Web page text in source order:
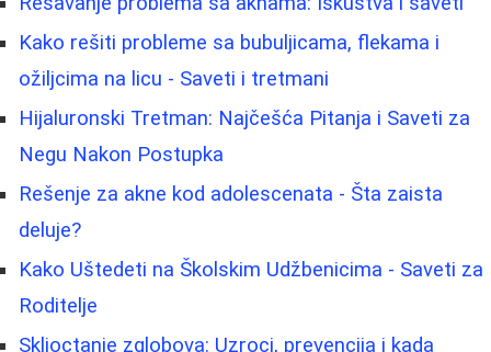
Kako rešiti probleme sa bubuljicama, flekama i
ožiljcima na licu - Saveti i tretmani
Hijaluronski Tretman: Najčešća Pitanja i Saveti za
Negu Nakon Postupka
Rešenje za akne kod adolescenata - Šta zaista
deluje?
Kako Uštedeti na Školskim Udžbenicima - Saveti za
Roditelje
Skljoctanje zglobova: Uzroci, prevencija i kada